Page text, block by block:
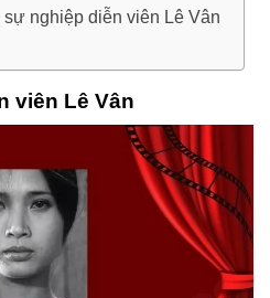
nghiệp diễn viên Lê Vân
viên Lê Vân